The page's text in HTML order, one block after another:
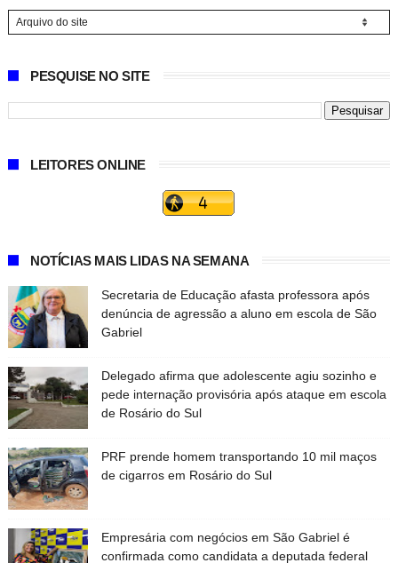
PESQUISE NO SITE
LEITORES ONLINE
NOTÍCIAS MAIS LIDAS NA SEMANA
Secretaria de Educação afasta professora após
denúncia de agressão a aluno em escola de São
Gabriel
Delegado afirma que adolescente agiu sozinho e
pede internação provisória após ataque em escola
de Rosário do Sul
PRF prende homem transportando 10 mil maços
de cigarros em Rosário do Sul
Empresária com negócios em São Gabriel é
confirmada como candidata a deputada federal